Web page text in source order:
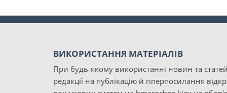
ВИКОРИСТАННЯ МАТЕРІАЛІВ
При будь-якому використанні новин та
редакції на публікацію й гіперпосилання